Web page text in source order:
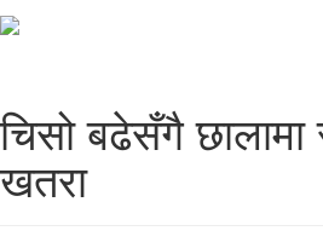
चिसो बढेसँगै
खतरा